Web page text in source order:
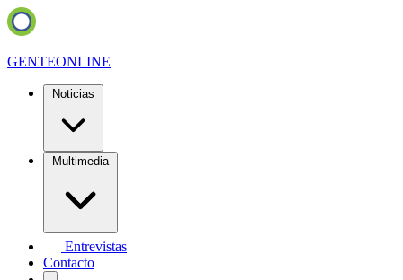
GENTEONLINE
Noticias
Multimedia
Entrevistas
Contacto